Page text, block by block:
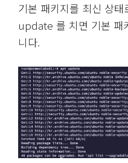
기본 패키지를 최신 상
update 를 치면 기본 패
니다.